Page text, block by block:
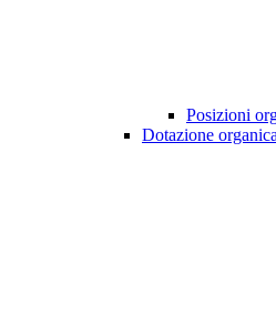
Posizioni
Dotazione organica